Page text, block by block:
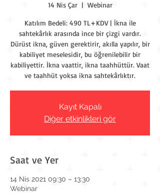
14 Nis Çar
  |
Webinar
Katılım Bedeli: 490 TL+KDV | İkna ile
sahtekârlık arasında ince bir çizgi vardır.
Dürüst ikna, güven gerektirir, akılla yapılır, bir
kabiliyet meselesidir, bu öğrenilebilir bir
kabiliyettir. İkna vaattir, ikna taahhüttür. Vaat
ve taahhüt yoksa ikna sahtekârlıktır.
Kayıt Kapalı
Diğer etkinlikleri gör
Saat ve Yer
14 Nis 2021 09:30 – 13:30
Webinar